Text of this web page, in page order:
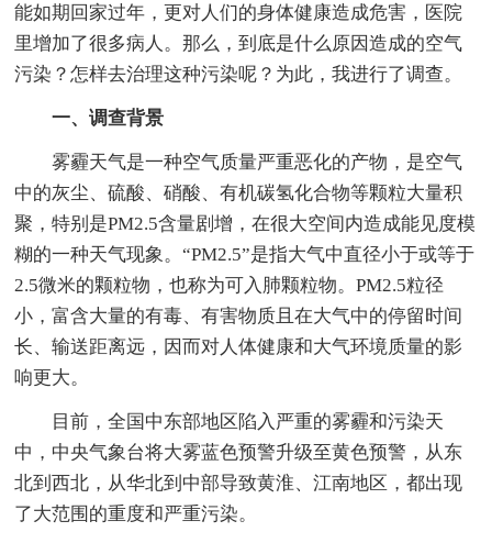
能如期回家过年，更对人们的身体健康造成危害，医院
里增加了很多病人。那么，到底是什么原因造成的空气
污染？怎样去治理这种污染呢？为此，我进行了调查。
一、调查背景
雾霾天气是一种空气质量严重恶化的产物，是空气
中的灰尘、硫酸、硝酸、有机碳氢化合物等颗粒大量积
聚，特别是PM2.5含量剧增，在很大空间内造成能见度模
糊的一种天气现象。“PM2.5”是指大气中直径小于或等于
2.5微米的颗粒物，也称为可入肺颗粒物。PM2.5粒径
小，富含大量的有毒、有害物质且在大气中的停留时间
长、输送距离远，因而对人体健康和大气环境质量的影
响更大。
目前，全国中东部地区陷入严重的雾霾和污染天
中，中央气象台将大雾蓝色预警升级至黄色预警，从东
北到西北，从华北到中部导致黄淮、江南地区，都出现
了大范围的重度和严重污染。